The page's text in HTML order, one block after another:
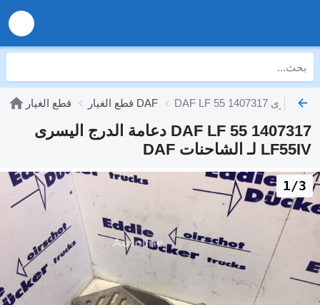
قطع الغيار قطع الغيار DAF
DAF LF 55 1407317 دعامة الدرج اليسرى
LF55IV لـ الشاحنات DAF
1/3